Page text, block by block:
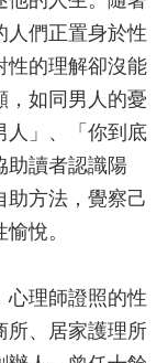
人們正置身於性
性的理解卻沒能
，如同男人的憂
人」、「你到底
助讀者認識陽
助方法，覺察己
悅。
心理師證照的性
所、居家護理所